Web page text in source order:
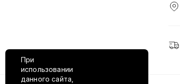
При
использовании
данного сайта,